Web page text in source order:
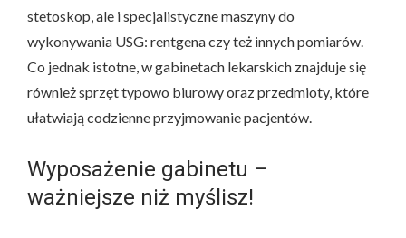
stetoskop, ale i specjalistyczne maszyny do
wykonywania USG: rentgena czy też innych pomiarów.
Co jednak istotne, w gabinetach lekarskich znajduje się
również sprzęt typowo biurowy oraz przedmioty, które
ułatwiają codzienne przyjmowanie pacjentów.
Wyposażenie gabinetu –
ważniejsze niż myślisz!